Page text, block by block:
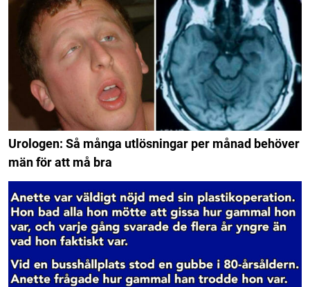
Urologen: Så många utlösningar per månad behöver
män för att må bra